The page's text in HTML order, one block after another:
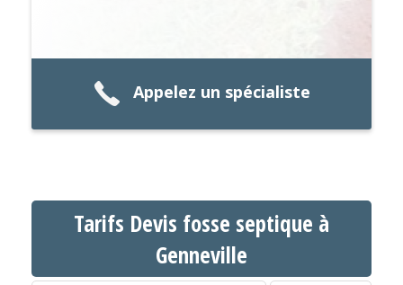
Appelez un spécialiste
Tarifs Devis fosse septique à
Genneville